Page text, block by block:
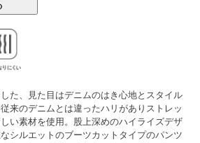
た、見た目はデニムのはき心地とスタイル
来のデニムとは違ったハリがありストレッ
い素材を使用。股上深めのハイライズデザ
シルエットのブーツカットタイプのパンツ